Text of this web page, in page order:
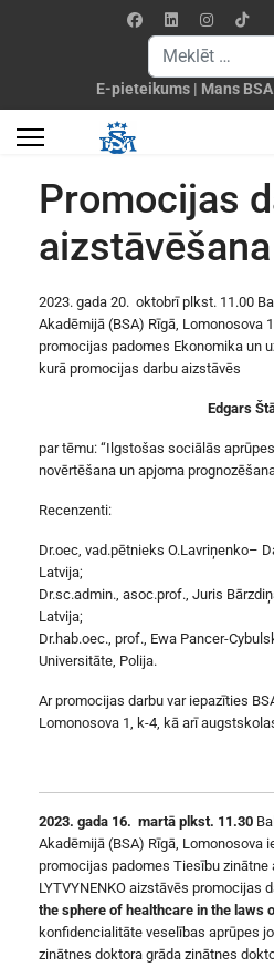
Meklēšanas forma
E-pieteikums | Mans BSA
Promocijas
aizstāvēšana
2023. gada 20. oktobrī plkst. 11.00
Akadēmijā (BSA) Rīgā, Lomonosova
promocijas padomes Ekonomika un
kurā promocijas darbu aizstāvēs
Edgars
par tēmu: “Ilgstošas sociālās
novērtēšana un apjoma
Recenzenti:
Dr.oec, vad.pētnieks O.Lavriņenko–
Latvija;
Dr.sc.admin., asoc.prof., Juris
Latvija;
Dr.hab.oec., prof., Ewa Pancer-
Universitāte, Polija.
Ar promocijas darbu var iepazīties
Lomonosova 1, k-4, kā arī
2023. gada 16. martā plkst. 11.30
Akadēmijā (BSA) Rīgā, Lomonosova
promocijas padomes Tiesību zinātne
LYTVYNENKO aizstāvēs promocijas
the sphere of healthcare in the laws
konfidencialitāte veselības aprūpes
zinātnes doktora grāda zinātnes